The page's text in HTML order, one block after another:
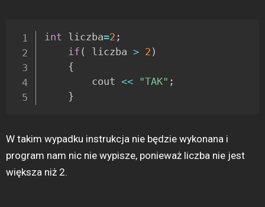
int liczba=2 ;
if ( liczba > 2 )
{
		cout
<< "TAK" ;
}
W takim wypadku instrukcja nie będzie wykonana i
program nam nic nie wypisze, ponieważ liczba nie jest
większa niż 2.